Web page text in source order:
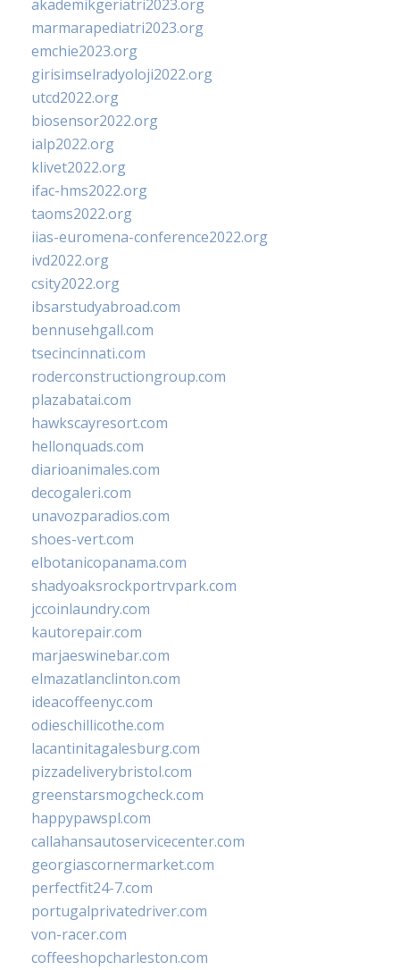
akademikgeriatri2023.org
marmarapediatri2023.org
emchie2023.org
girisimselradyoloji2022.org
utcd2022.org
biosensor2022.org
ialp2022.org
klivet2022.org
ifac-hms2022.org
taoms2022.org
iias-euromena-conference2022.org
ivd2022.org
csity2022.org
ibsarstudyabroad.com
bennusehgall.com
tsecincinnati.com
roderconstructiongroup.com
plazabatai.com
hawkscayresort.com
hellonquads.com
diarioanimales.com
decogaleri.com
unavozparadios.com
shoes-vert.com
elbotanicopanama.com
shadyoaksrockportrvpark.com
jccoinlaundry.com
kautorepair.com
marjaeswinebar.com
elmazatlanclinton.com
ideacoffeenyc.com
odieschillicothe.com
lacantinitagalesburg.com
pizzadeliverybristol.com
greenstarsmogcheck.com
happypawspl.com
callahansautoservicecenter.com
georgiascornermarket.com
perfectfit24-7.com
portugalprivatedriver.com
von-racer.com
coffeeshopcharleston.com